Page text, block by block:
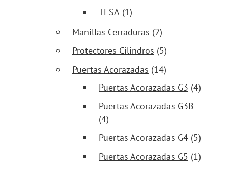
TESA (1)
Manillas Cerraduras (2)
Protectores Cilindros (5)
Puertas Acorazadas (14)
Puertas Acorazadas G3 (4)
Puertas Acorazadas G3B
(4)
Puertas Acorazadas G4 (5)
Puertas Acorazadas G5 (1)